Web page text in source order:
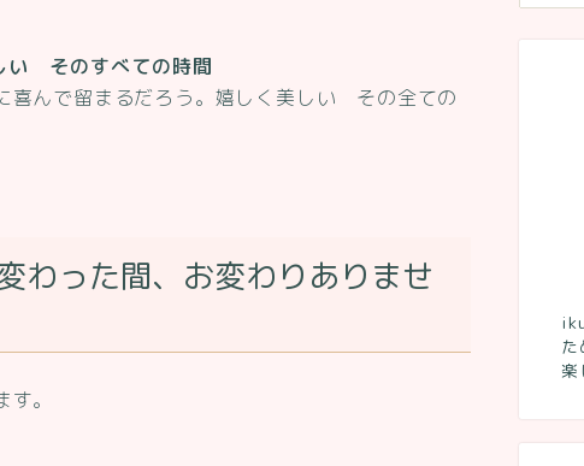
い そのすべての時間
んで留まるだろう。嬉しく美しい その全ての
わった間、お変わりありませ
。
楽